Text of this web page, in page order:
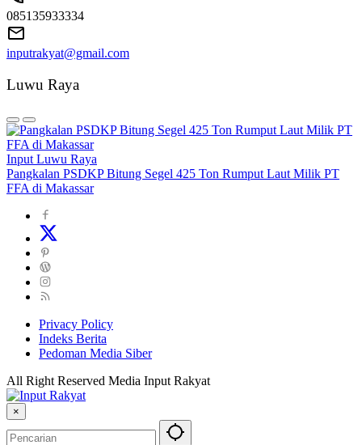
085135933334
inputrakyat@gmail.com
Luwu Raya
Input Luwu Raya
Pangkalan PSDKP Bitung Segel 425 Ton Rumput Laut Milik PT
FFA di Makassar
Privacy Policy
Indeks Berita
Pedoman Media Siber
All Right Reserved Media Input Rakyat
×